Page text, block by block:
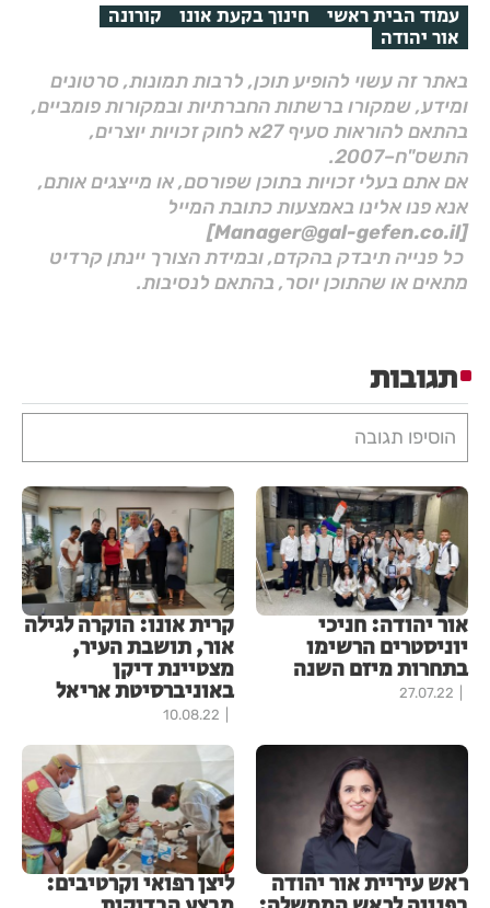
עמוד הבית ראשי חינוך בקעת אונו קורונה
אור יהודה
באתר זה עשוי להופיע תוכן, לרבות תמונות, סרטונים
ומידע, שמקורו ברשתות החברתיות ובמקורות פומביים,
בהתאם להוראות סעיף 27א לחוק זכויות יוצרים,
התשס"ח–2007.
אם אתם בעלי זכויות בתוכן שפורסם, או מייצגים אותם,
אנא פנו אלינו באמצעות כתובת המייל
[Manager@gal-gefen.co.il]
כל פנייה תיבדק בהקדם, ובמידת הצורך יינתן קרדיט
מתאים או שהתוכן יוסר, בהתאם לנסיבות.
תגובות
הוסיפו תגובה
אור יהודה: חניכי
יוניסטרים הרשימו
בתחרות מיזם השנה
27.07.22
קרית אונו: הוקרה לגילה
אור, תושבת העיר,
מצטיינת דיקן
באוניברסיטת אריאל
10.08.22
ראש עיריית אור יהודה ליצן רפואי וקרטיבים: